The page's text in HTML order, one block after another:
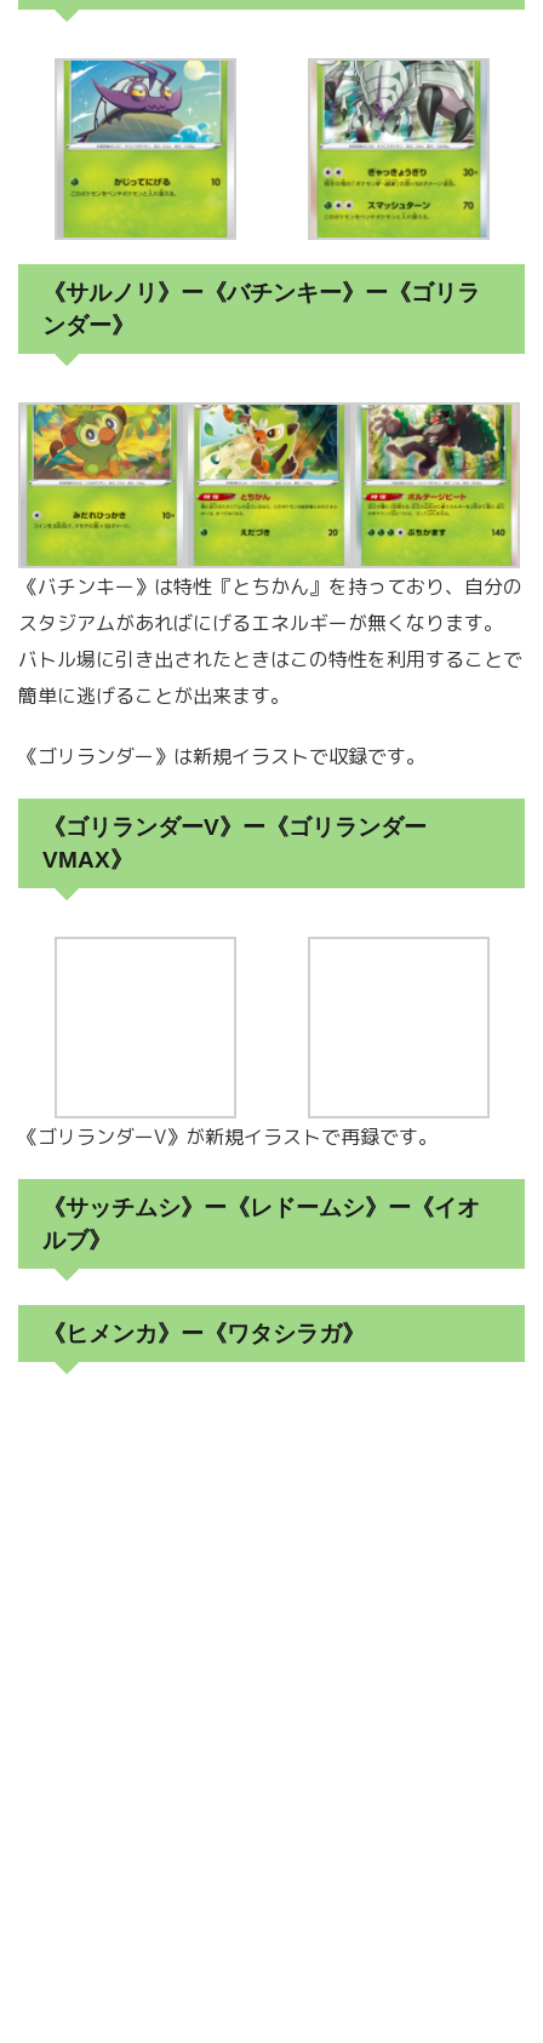
《サルノリ》ー《バチンキー》ー《ゴリラ
ンダー》
《バチンキー》は特性『とちかん』を持っており、自分の
スタジアムがあればにげるエネルギーが無くなります。
バトル場に引き出されたときはこの特性を利用することで
簡単に逃げることが出来ます。
《ゴリランダー》は新規イラストで収録です。
《ゴリランダーV》ー《ゴリランダー
VMAX》
《ゴリランダーV》が新規イラストで再録です。
《サッチムシ》ー《レドームシ》ー《イオ
ルブ》
《ヒメンカ》ー《ワタシラガ》